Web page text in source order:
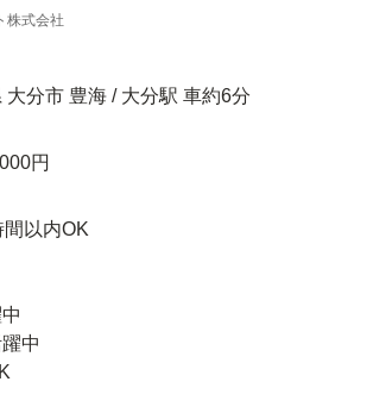
株式会社
大分市 豊海 / 大分駅 車約6分
円
間以内OK
中